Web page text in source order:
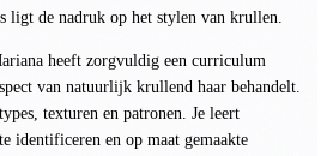
ligt de nadruk op het stylen van krullen.
heeft zorgvuldig een curriculum
van natuurlijk krullend haar behandelt.
texturen en patronen. Je leert
identificeren en op maat gemaakte